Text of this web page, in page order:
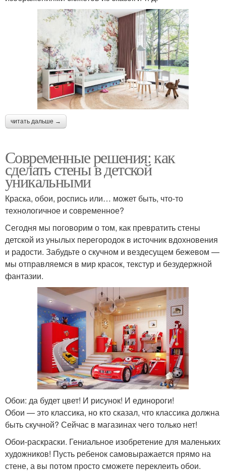
читать дальше →
Современные решения: как
сделать стены в детской
уникальными
Краска, обои, роспись или… может быть, что-то
технологичное и современное?
Сегодня мы поговорим о том, как превратить стены
детской из унылых перегородок в источник вдохновения
и радости. Забудьте о скучном и вездесущем бежевом —
мы отправляемся в мир красок, текстур и безудержной
фантазии.
Обои: да будет цвет! И рисунок! И единороги!
Обои — это классика, но кто сказал, что классика должна
быть скучной? Сейчас в магазинах чего только нет!
Обои-раскраски. Гениальное изобретение для маленьких
художников! Пусть ребенок самовыражается прямо на
стене, а вы потом просто сможете переклеить обои.